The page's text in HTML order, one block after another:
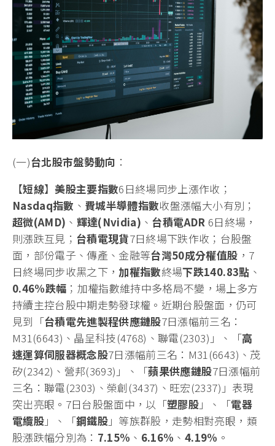
(一)台北股市盤勢動向 ：
【短線】美股主要指數6日終場同步上漲作收；
Nasdaq指數 、 費城半導體指數收盤漲幅大小有別；
超微(AMD) 、 輝達(Nvidia) 、 台積電ADR 6日終場，
則漲跌互見； 台積電現貨7日終場下跌作收；台股盤
面，部份電子、傳產、金融等台灣50成分權值股 ，7
日終場同步收黑之下， 加權指數終場下跌140.83點 、
0.46%跌幅 ；加權指數維持中多格局不變，場上多方
持續主控台股中期走勢發球權。近期台股盤面，仍可
見到「台積電先進製程供應鏈股7日漲幅前三名：
M31(6643)、晶呈科技(4768)、聯電(2303)」、「高
速運算伺服器概念股7日漲幅前三名：M31(6643)、茂
矽(2342)、營邦(3693)」、「蘋果供應鏈股7日漲幅前
三名：聯電(2303)、榮創(3437)、旺宏(2337)」表現
突出亮眼。7日台股盤面中，以「塑膠股 」、「電器
電纜股 」、「鋼鐵股 」等族群股，走勢相對亮眼，類
股漲跌幅分別為： 7.15% 、 6.16% 、 4.19% 。